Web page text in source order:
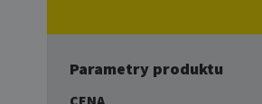
Parametry produktu
CENA